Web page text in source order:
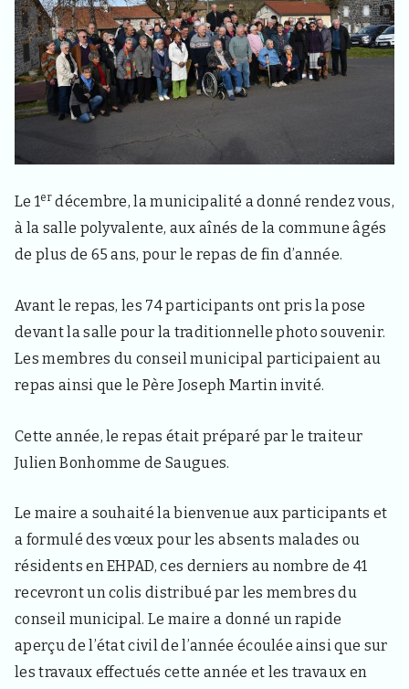
d
e
l
a
c
o
m
n
d
e
S
a
t
a
o
4
3
4
0
o
u
r
l
s
h
b
i
Le 1erdécembre, la municipalité a donné rendez vous,
à la salle polyvalente, aux aînés de la commune âgés
de plus de 65 ans, pour le repas de fin d’année.
Avant le repas, les 74 participants ont pris la pose
devant la salle pour la traditionnelle photo souvenir.
Les membres du conseil municipal participaient au
repas ainsi que le Père Joseph Martin invité.
Cette année, le repas était préparé par le traiteur
Julien Bonhomme de Saugues.
Le maire a souhaité la bienvenue aux participants et
a formulé des vœux pour les absents malades ou
résidents en EHPAD, ces derniers au nombre de 41
recevront un colis distribué par les membres du
conseil municipal. Le maire a donné un rapide
aperçu de l’état civil de l’année écoulée ainsi que sur
les travaux effectués cette année et les travaux en